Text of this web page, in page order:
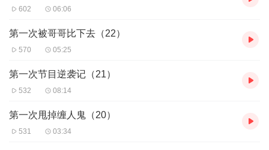
602 06:06
第一次被哥哥比下去（22）
570 05:25
第一次节目逆袭记（21）
532 08:14
第一次甩掉缠人鬼（20）
531 03:34